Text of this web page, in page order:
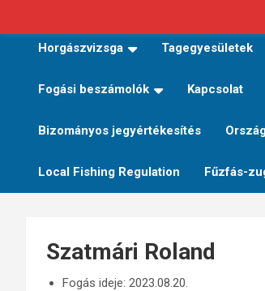
Horgászvizsga Tagegyesületek
Fogási beszámolók Kapcsolat
Bizományos jegyértékesítés
Local Fishing Regulation Fűzfás-
Szatmári Roland
Fogás ideje: 2023.08.20.